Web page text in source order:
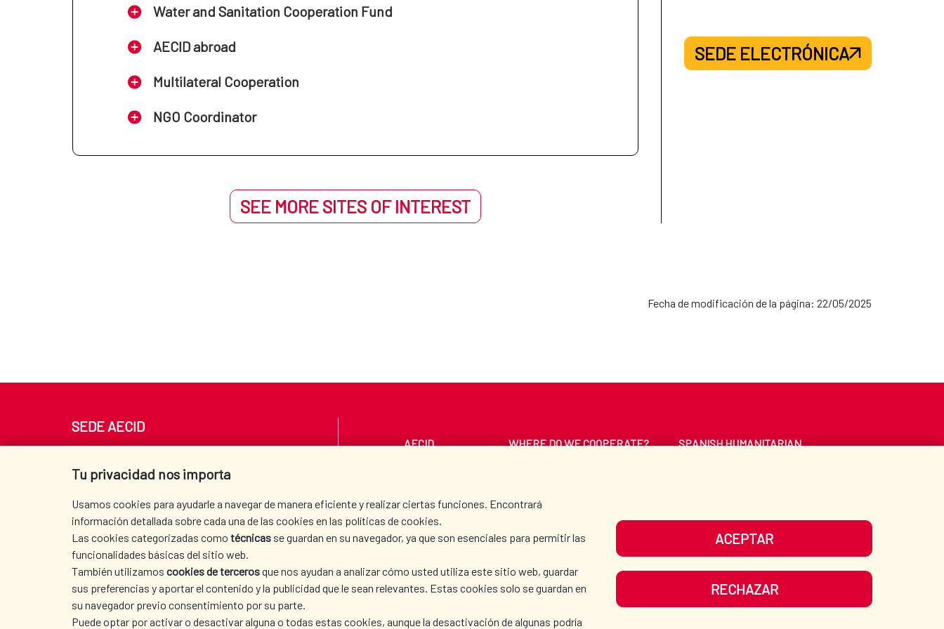
Water and Sanitation Cooperation Fund
AECID abroad
Multilateral Cooperation
NGO Coordinator
SEE MORE SITES OF INTEREST
SEDE ELECTRÓNICA
Fecha de modificación de la página: 22/05/2025
Tu privacidad nos importa
Usamos cookies para ayudarle a navegar de manera eficiente y realizar ciertas funciones. Encontrará
información detallada sobre cada una de las cookies en las políticas de cookies.
Las cookies categorizadas como técnicas se guardan en su navegador, ya que son esenciales para permitir las
funcionalidades básicas del sitio web.
También utilizamos cookies de tercerosque nos ayudan a analizar cómo usted utiliza este sitio web, guardar
sus preferencias y aportar el contenido y la publicidad que le sean relevantes. Estas cookies solo se guardan en
su navegador previo consentimiento por su parte.
Puede optar por activar o desactivar alguna o todas estas cookies, aunque la desactivación de algunas podría
ACEPTAR
RECHAZAR
SEDE AECID
Tel. +34 900 20 30 54​​​​​​​
AECID WHERE DO WE COOPERATE?
SPANISH HUMANITARIAN
PRESS ROOM CULTURE AND SCIENCE
OUR SOCIAL MEDIA